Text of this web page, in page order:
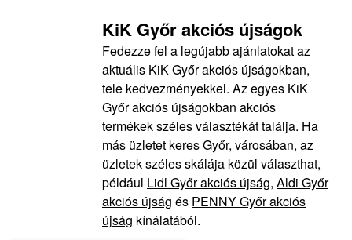
KiK Győr akciós újságok
Fedezze fel a legújabb ajánlatokat az
aktuális KiK Győr akciós újságokban,
tele kedvezményekkel. Az egyes KiK
Győr akciós újságokban akciós
termékek széles választékát találja. Ha
más üzletet keres Győr, városában, az
üzletek széles skálája közül választhat,
például Lidl Győr akciós újság, Aldi Győr
akciós újság és PENNY Győr akciós
újság kínálatából.